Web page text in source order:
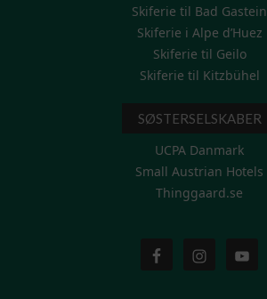
Skiferie til Bad Gastein
Skiferie i Alpe d’Huez
Skiferie til Geilo
Skiferie til Kitzbühel
SØSTERSELSKABER
UCPA Danmark
Small Austrian Hotels
Thinggaard.se